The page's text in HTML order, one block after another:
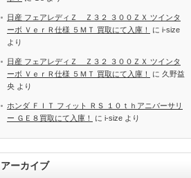
日産 フェアレディＺ Ｚ３２ ３００ＺＸ ツインタ
ーボ ＶｅｒＲ仕様 ５ＭＴ 買取にて入庫！
に i-size
より
日産 フェアレディＺ Ｚ３２ ３００ＺＸ ツインタ
ーボ ＶｅｒＲ仕様 ５ＭＴ 買取にて入庫！
に 久野益
央 より
ホンダ ＦＩＴ フィット ＲＳ １０ｔｈアニバーサリ
ー ＧＥ８買取にて入庫！
に i-size より
アーカイブ